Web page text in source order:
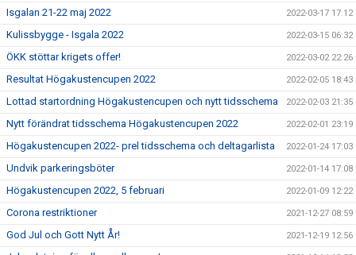
Isgalan 21-22 maj 2022 2022-03-17 17:12
Kulissbygge - Isgala 2022 2022-03-15 06:32
ÖKK stöttar krigets offer! 2022-03-02 22:26
Resultat Högakustencupen 2022 2022-02-05 18:43
Lottad startordning Högakustencupen och nytt tidsschema 2022-02-03 21:35
Nytt förändrat tidsschema Högakustencupen 2022 2022-02-01 23:19
Högakustencupen 2022- prel tidsschema och deltagarlista 2022-01-24 17:03
Undvik parkeringsböter 2022-01-14 17:08
Högakustencupen 2022, 5 februari 2022-01-09 12:22
Corona restriktioner 2021-12-27 08:59
God Jul och Gott Nytt År! 2021-12-19 12:56